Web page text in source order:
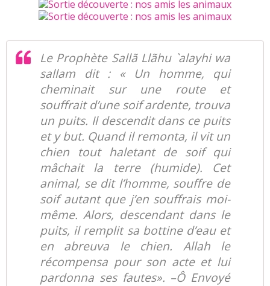
Le Prophète Sallã Llãhu `alayhi wa
sallam dit : « Un homme, qui
cheminait sur une route et
souffrait d’une soif ardente, trouva
un puits. Il descendit dans ce puits
et y but. Quand il remonta, il vit un
chien tout haletant de soif qui
mâchait la terre (humide). Cet
animal, se dit l’homme, souffre de
soif autant que j’en souffrais moi-
même. Alors, descendant dans le
puits, il remplit sa bottine d’eau et
en abreuva le chien. Allah le
récompensa pour son acte et lui
pardonna ses fautes». –Ô Envoyé